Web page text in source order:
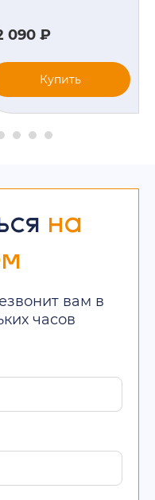
090 ₽
Купить
на
вам в
часов